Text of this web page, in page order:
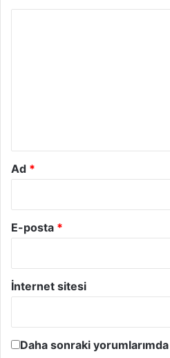
Ad *
E-posta *
İnternet sitesi
Daha sonraki yorumlarımda